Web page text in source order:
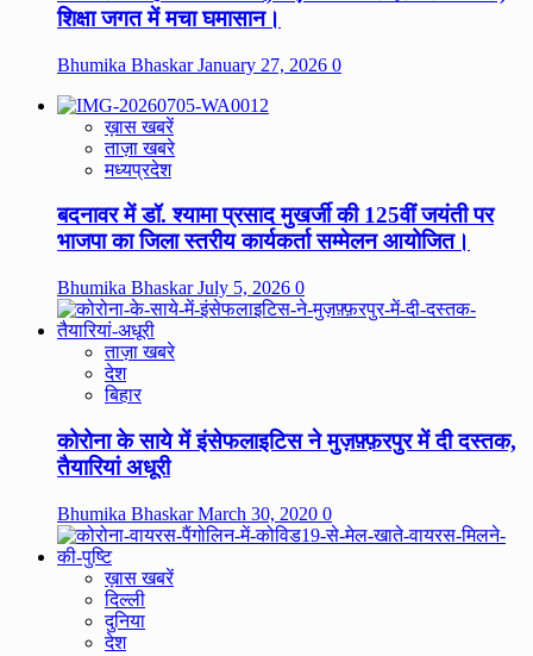
शिक्षा जगत में मचा घमासान।
Bhumika BhaskarJanuary 27, 2026 0
ख़ास खबरें
ताज़ा खबरे
मध्यप्रदेश
बदनावर में डॉ. श्यामा प्रसाद मुखर्जी की 125वीं जयंती पर
भाजपा का जिला स्तरीय कार्यकर्ता सम्मेलन आयोजित।
Bhumika BhaskarJuly 5, 2026 0
ताज़ा खबरे
देश
बिहार
कोरोना के साये में इंसेफलाइटिस ने मुज़फ़्फ़रपुर में दी दस्तक,
तैयारियां अधूरी
Bhumika BhaskarMarch 30, 2020 0
ख़ास खबरें
दिल्ली
दुनिया
देश